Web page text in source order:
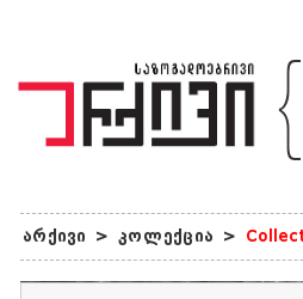
{
არქივი > კოლექცია >